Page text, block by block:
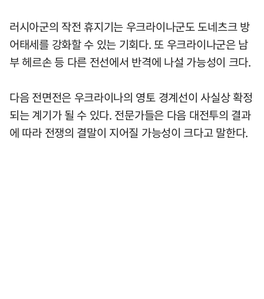
러시아군의 작전 휴지기는 우크라이나군도 도네츠크 방
어태세를 강화할 수 있는 기회다. 또 우크라이나군은 남
부 헤르손 등 다른 전선에서 반격에 나설 가능성이 크다.
다음 전면전은 우크라이나의 영토 경계선이 사실상 확정
되는 계기가 될 수 있다. 전문가들은 다음 대전투의 결과
에 따라 전쟁의 결말이 지어질 가능성이 크다고 말한다.